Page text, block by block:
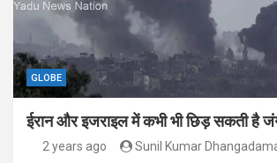
GLOBE
ईरान और इजराइल में कभी भी छिड़ सकती है
2 years ago Sunil Kumar